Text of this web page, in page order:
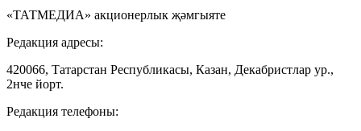
«ТАТМЕДИА» акционерлык җәмгыяте
Редакция адресы:
420066, Татарстан Республикасы, Казан, Декабристлар ур.,
2нче йорт.
Редакция телефоны: